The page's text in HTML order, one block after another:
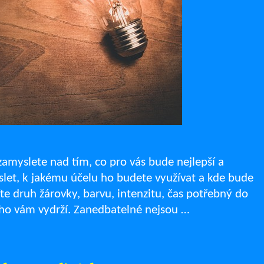
nad tím, co pro vás bude nejlepší a
k jakému účelu ho budete využívat a kde bude
druh žárovky, barvu, intenzitu, čas potřebný do
vám vydrží. Zanedbatelné nejsou …